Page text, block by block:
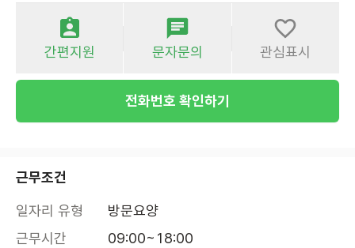
간편지원 문자문의 관심표시
전화번호 확인하기
근무조건
일자리 유형
방문요양
근무시간
09:00~18:00